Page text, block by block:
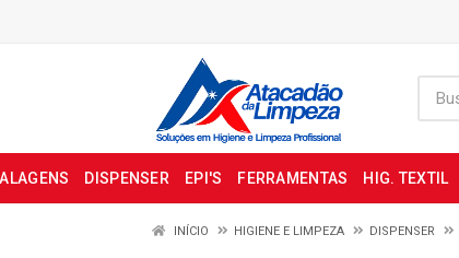
DISPENSER EPI'S FERRAMENTAS HIG. TEXTIL
INÍCIO HIGIENE E LIMPEZA DISPENSER